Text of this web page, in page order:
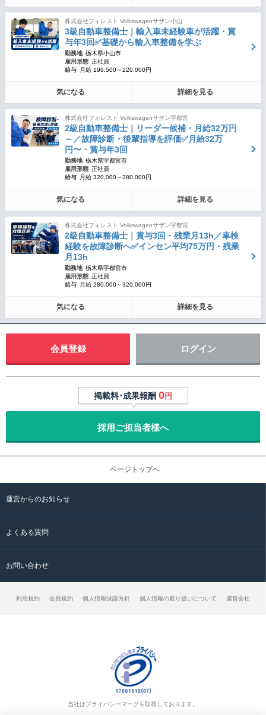
株式会社フォレスト Volkswagenサザン小山
3級自動車整備士｜輸入車未経験車が活躍・賞
与年3回✅基礎から輸入車整備を学ぶ
勤務地 栃木県小山市
雇用形態 正社員
給与
月給 196,500～220,000円
気になる 詳細を見る
株式会社フォレスト Volkswagenサザン宇都宮
2級自動車整備士｜リーダー候補・月給32万円
～／故障診断・後輩指導を評価✅月給32万
円〜・賞与年3回
勤務地 栃木県宇都宮市
雇用形態 正社員
給与
月給 320,000～380,000円
気になる 詳細を見る
株式会社フォレスト Volkswagenサザン宇都宮
2級自動車整備士｜賞与3回・残業月13h／車検
経験を故障診断へ✅インセン平均75万円・残業
月13h
勤務地 栃木県宇都宮市
雇用形態 正社員
給与
月給 280,000～320,000円
気になる 詳細を見る
会員登録 ログイン
掲載料･成果報酬 0円
採用ご担当者様へ
ページトップへ
運営からのお知らせ
よくある質問
お問い合わせ
利用規約 会員規約 個人情報保護方針 個人情報の取り扱いについて 運営会社
当社はプライバシーマークを取得しております。